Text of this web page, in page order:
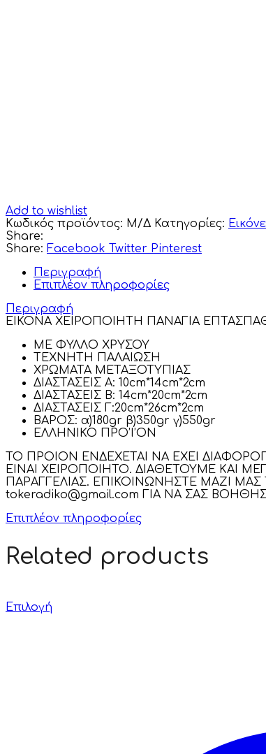
Add to wishlist
Κωδικός προϊόντος: Μ/Δ Κατηγορίες:
Share:
Share: Facebook Twitter Pinterest
Περιγραφή
Επιπλέον πληροφορίες
Περιγραφή
ΕΙΚΟΝΑ ΧΕΙΡΟΠΟΙΗΤΗ ΠΑΝΑΓΙΑ
ΜΕ ΦΥΛΛΟ ΧΡΥΣΟΥ
ΤΕΧΝΗΤΗ ΠΑΛΑΙΩΣΗ
ΧΡΩΜΑΤΑ ΜΕΤΑΞΟΤΥΠΙΑΣ
ΔΙΑΣΤΑΣΕΙΣ Α: 10cm*14cm*2cm
ΔΙΑΣΤΑΣΕΙΣ Β: 14cm*20cm*2cm
ΔΙΑΣΤΑΣΕΙΣ Γ:20cm*26cm*2cm
ΒΑΡΟΣ: α)180gr β)350gr γ)550gr
ΕΛΛΗΝΙΚΟ ΠΡΟ’Ι’ΟΝ
ΤΟ ΠΡΟΙΟΝ ΕΝΔΕΧΕΤΑΙ ΝΑ ΕΧΕΙ
ΕΙΝΑΙ ΧΕΙΡΟΠΟΙΗΤΟ. ΔΙΑΘΕΤΟΥΜΕ ΚΑΙ
ΠΑΡΑΓΓΕΛΙΑΣ. ΕΠΙΚΟΙΝΩΝΗΣΤΕ ΜΑΖΙ ΜΑΣ
tokeradiko@gmail.com ΓΙΑ ΝΑ ΣΑΣ
Επιπλέον πληροφορίες
Related products
Επιλογή